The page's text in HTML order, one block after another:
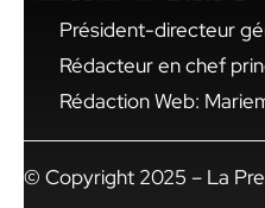
Président-directeur
Rédacteur en chef
Rédaction Web:
© Copyright 2025 – La